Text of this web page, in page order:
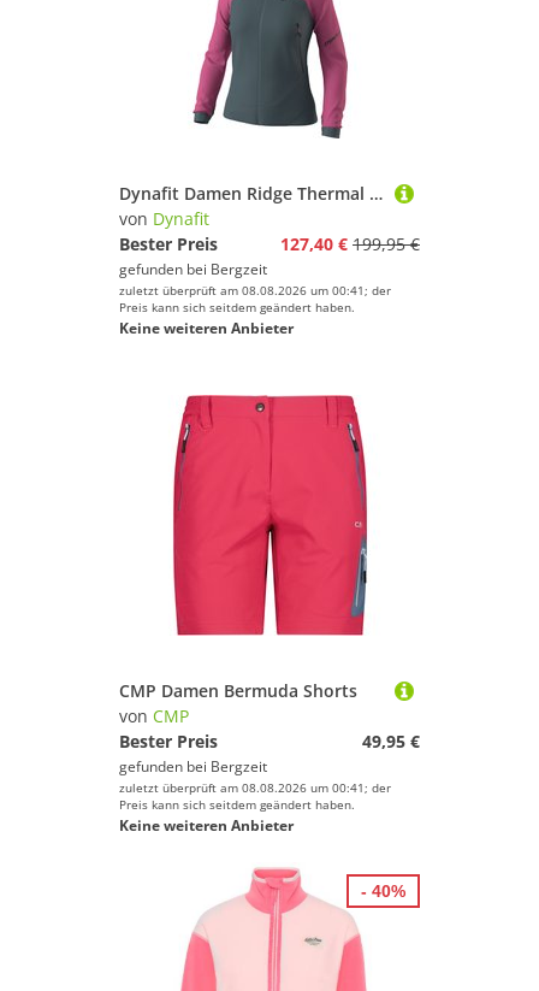
Dynafit Damen Ridge Thermal Hoodie Jacke
von Dynafit
Bester Preis
127,40 € 199,95 €
gefunden bei Bergzeit
zuletzt überprüft am 08.08.2026 um 00:41; der
Preis kann sich seitdem geändert haben.
Keine weiteren Anbieter
CMP Damen Bermuda Shorts
von CMP
Bester Preis
49,95 €
gefunden bei Bergzeit
zuletzt überprüft am 08.08.2026 um 00:41; der
Preis kann sich seitdem geändert haben.
Keine weiteren Anbieter
- 40%